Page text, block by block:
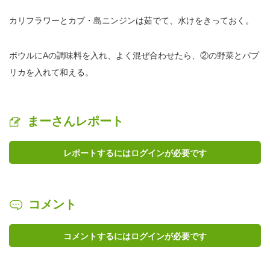
カリフラワーとカブ・島ニンジンは茹でて、水けをきっておく。
ボウルにAの調味料を入れ、よく混ぜ合わせたら、②の野菜とパプ
リカを入れて和える。
まーさんレポート
レポートするにはログインが必要です
コメント
コメントするにはログインが必要です